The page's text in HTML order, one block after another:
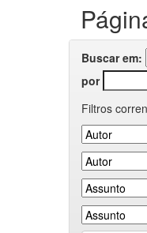
Buscar em:
por
Filtros